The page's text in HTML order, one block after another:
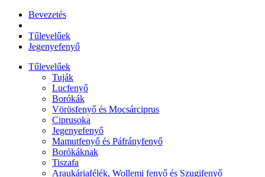
Bevezetés
Tűlevelűek
Jegenyefenyő
Tűlevelűek
Tuják
Lucfenyő
Borókák
Vörösfenyő és Mocsárciprus
Ciprusoka
Jegenyefenyő
Mamutfenyő és Páfrányfenyő
Borókáknak
Tiszafa
Araukáriafélék, Wollemi fenyő és Szugifenyő